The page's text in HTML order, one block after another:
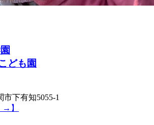
ども園
市下有知5055-1
→】